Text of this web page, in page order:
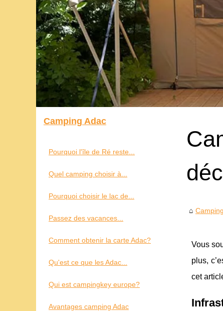
Vous
plus,
cet
Camping Adac
Pourquoi l'île de Ré reste...
Quel camping choisir à...
Pourquoi choisir le lac de...
Passez des vacances...
Comment obtenir la carte Adac?
Qu'est ce que les Adac...
Qui est campingkey europe?
Avantages camping Adac